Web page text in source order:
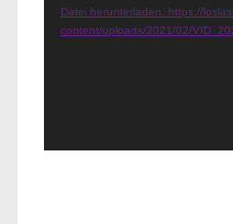
Datei herunterladen: https://
content/uploads/2021/02/